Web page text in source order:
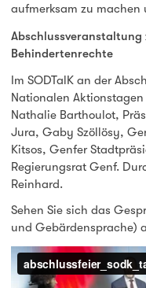
aufmerksam zu machen
Behindertenrechte
Im SODTalK an der
Nationalen
Nathalie Barthoulot,
Jura, Gaby Szöllösy,
Kitsos, Genfer
Regierungsrat Genf.
Reinhard.
Sehen Sie sich das
und Gebärdensprache)